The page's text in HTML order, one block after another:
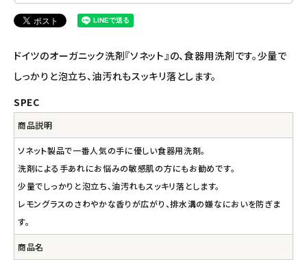
アルマウィン
アルモニベルツ
コラム・スタッフのおすすめ
ご利用ガイド等
アカウント情報
ようこそ ゲスト 様
meeting_room ログイン person 会員登録
ドイツのオーガニック洗剤『ソネット』の、食器用洗剤です。少量で
しっかりと泡立ち、油汚れもスッキリ落とします。
SPEC
商品説明
ソネット製品で一番人気の手に優しい食器用洗剤。
洗剤による手あれにお悩みの敏感肌の方にもお勧めです。
少量でしっかりと泡立ち、油汚れもスッキリ落とします。
レモングラスのさわやかな香りが広がり、排水溝の嫌なにおいを防ぎま
す。
商品名